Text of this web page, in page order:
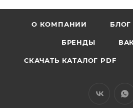
О КОМПАНИИ БЛОГ
БРЕНДЫ
СКАЧАТЬ КАТАЛОГ PDF